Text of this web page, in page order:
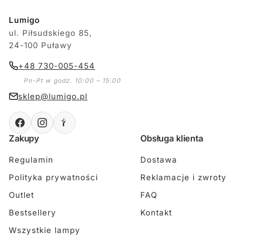
Lumigo
ul. Piłsudskiego 85,
24-100 Puławy
+48 730-005-454
Pn-Pt w godz. 10:00 – 15:00
sklep@lumigo.pl
Zakupy
Regulamin
Polityka prywatności
Outlet
Bestsellery
Wszystkie lampy
Obsługa klienta
Dostawa
Reklamacje i zwroty
FAQ
Kontakt